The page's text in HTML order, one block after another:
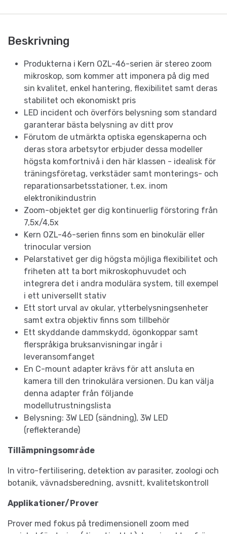
Beskrivning
Produkterna i Kern OZL-46-serien är stereo zoom
mikroskop, som kommer att imponera på dig med
sin kvalitet, enkel hantering, flexibilitet samt deras
stabilitet och ekonomiskt pris
LED incident och överförs belysning som standard
garanterar bästa belysning av ditt prov
Förutom de utmärkta optiska egenskaperna och
deras stora arbetsytor erbjuder dessa modeller
högsta komfortnivå i den här klassen - idealisk för
träningsföretag, verkstäder samt monterings- och
reparationsarbetsstationer, t.ex. inom
elektronikindustrin
Zoom-objektet ger dig kontinuerlig förstoring från
7,5x/4,5x
Kern OZL-46-serien finns som en binokulär eller
trinocular version
Pelarstativet ger dig högsta möjliga flexibilitet och
friheten att ta bort mikroskophuvudet och
integrera det i andra modulära system, till exempel
i ett universellt stativ
Ett stort urval av okular, ytterbelysningsenheter
samt extra objektiv finns som tillbehör
Ett skyddande dammskydd, ögonkoppar samt
flerspråkiga bruksanvisningar ingår i
leveransomfanget
En C-mount adapter krävs för att ansluta en
kamera till den trinokulära versionen. Du kan välja
denna adapter från följande
modellutrustningslista
Belysning: 3W LED (sändning), 3W LED
(reflekterande)
Tillämpningsområde
In vitro-fertilisering, detektion av parasiter, zoologi och
botanik, vävnadsberedning, avsnitt, kvalitetskontroll
Applikationer/Prover
Prover med fokus på tredimensionell zoom med